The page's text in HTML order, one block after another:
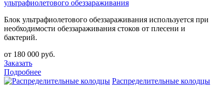
ультрафиолетового обеззараживания
Блок ультрафиолетового обеззараживания используется при
необходимости обеззараживания стоков от плесени и
бактерий.
от 180 000 руб.
Заказать
Подробнее
Распределительные колодцы